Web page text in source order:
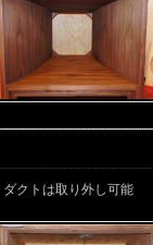
ダクトは取り外し可能